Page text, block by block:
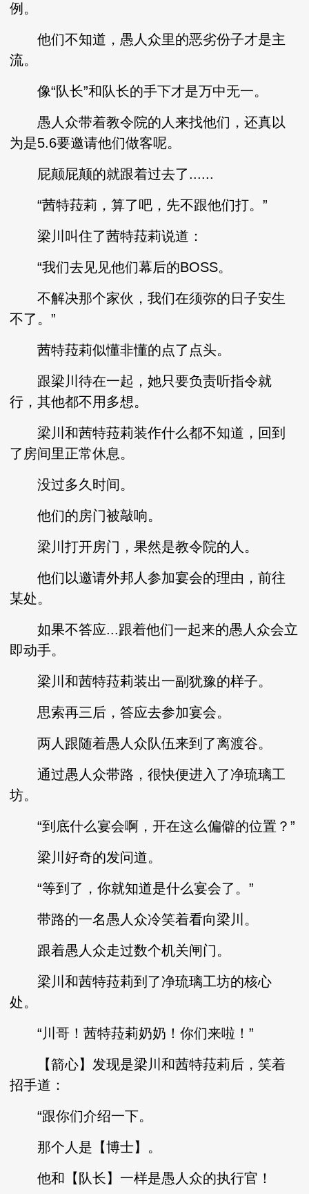
例。
他们不知道，愚人众里的恶劣份子才是主
流。
像“队长”和队长的手下才是万中无一。
愚人众带着教令院的人来找他们，还真以
为是5.6要邀请他们做客呢。
屁颠屁颠的就跟着过去了......
“茜特菈莉，算了吧，先不跟他们打。”
梁川叫住了茜特菈莉说道：
“我们去见见他们幕后的BOSS。
不解决那个家伙，我们在须弥的日子安生
不了。”
茜特菈莉似懂非懂的点了点头。
跟梁川待在一起，她只要负责听指令就
行，其他都不用多想。
梁川和茜特菈莉装作什么都不知道，回到
了房间里正常休息。
没过多久时间。
他们的房门被敲响。
梁川打开房门，果然是教令院的人。
他们以邀请外邦人参加宴会的理由，前往
某处。
如果不答应...跟着他们一起来的愚人众会立
即动手。
梁川和茜特菈莉装出一副犹豫的样子。
思索再三后，答应去参加宴会。
两人跟随着愚人众队伍来到了离渡谷。
通过愚人众带路，很快便进入了净琉璃工
坊。
“到底什么宴会啊，开在这么偏僻的位置？”
梁川好奇的发问道。
“等到了，你就知道是什么宴会了。”
带路的一名愚人众冷笑着看向梁川。
跟着愚人众走过数个机关闸门。
梁川和茜特菈莉到了净琉璃工坊的核心
处。
“川哥！茜特菈莉奶奶！你们来啦！”
【箭心】发现是梁川和茜特菈莉后，笑着
招手道：
“跟你们介绍一下。
那个人是【博士】。
他和【队长】一样是愚人众的执行官！